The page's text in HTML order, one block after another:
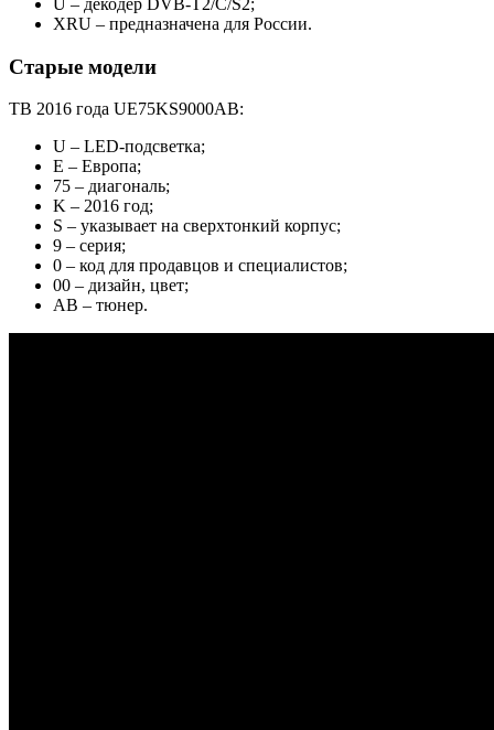
XRU – предназначена для России.
Старые модели
ТВ 2016 года UE75KS9000AB:
U – LED-подсветка;
E – Европа;
75 – диагональ;
K – 2016 год;
S – указывает на сверхтонкий корпус;
9 – серия;
0 – код для продавцов и специалистов;
00 – дизайн, цвет;
AB – тюнер.